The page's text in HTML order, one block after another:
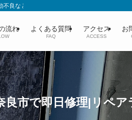
良などデータはそのまま即日修理。スペシ
流れ よくある質問
FAQ
アクセス
ACCESS
お
市で即日修理|リペア